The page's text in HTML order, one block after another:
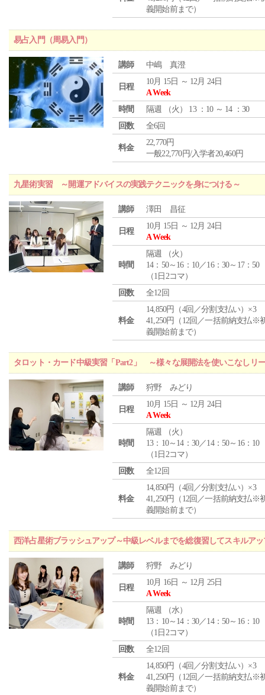
義開始前まで）
易占入門（周易入門）
講師 中嶋 真澄
日程
10月 15日 ～ 12月 24日
A Week
時間
隔週 （火 ） 13 ：10 ～ 14 ：30
回数
全6回
料金
22,770円
一般22,770円/入学者20,460円
九星術実習 ～開運アドバイスの実践テクニックを身につける～
講師 澤田 昌征
日程
10月 15日 ～ 12月 24日
A Week
時間
隔週 （火 ）
14：50～16：10／16：30～17：50
（1日2コマ）
回数
全12回
料金
14,850円（4回／分割支払い）×3
41,250円（12回／一括前納支払※
義開始前まで）
タロット・カード中級実習「Part2」 ～様々な展開法を使いこなしリ
講師 狩野 みどり
日程
10月 15日 ～ 12月 24日
A Week
時間
隔週 （火 ）
13：10～14：30／14：50～16：10
（1日2コマ）
回数
全12回
料金
14,850円（4回／分割支払い）×3
41,250円（12回／一括前納支払※
義開始前まで）
西洋占星術ブラッシュアップ～中級レベルまでを総復習してスキルア
講師 狩野 みどり
日程
10月 16日 ～ 12月 25日
A Week
時間
隔週 （水）
13：10～14：30／14：50～16：10
（1日2コマ）
回数
全12回
料金
14,850円（4回／分割支払い）×3
41,250円（12回／一括前納支払※
義開始前まで）